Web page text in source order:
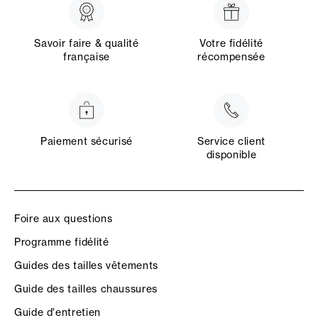
Savoir faire & qualité
française
Votre fidélité
récompensée
Paiement sécurisé
Service client
disponible
Foire aux questions
Programme fidélité
Guides des tailles vêtements
Guide des tailles chaussures
Guide d'entretien